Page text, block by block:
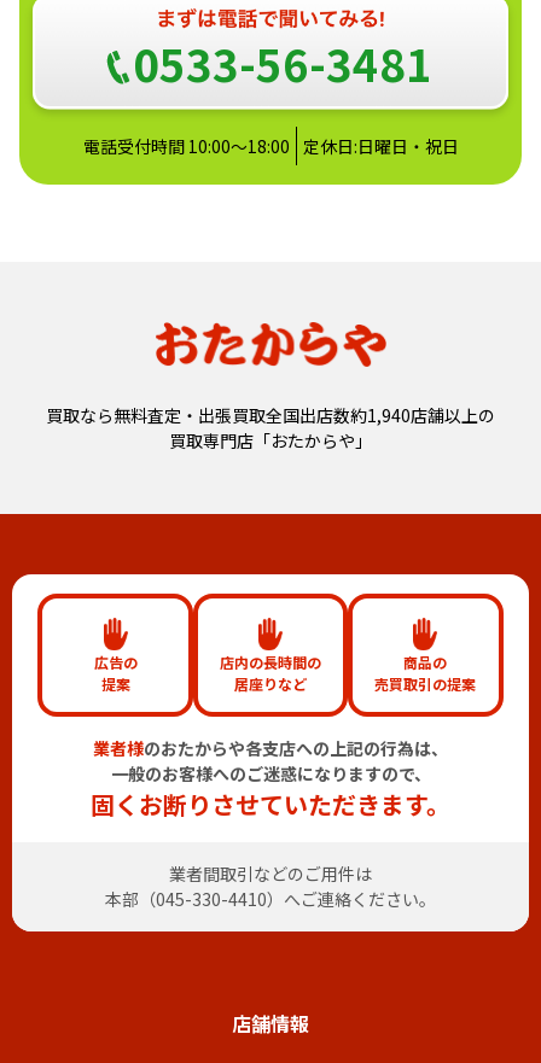
0533-56-3481
電話受付時間 10:00～18:00 定休日:日曜日・祝日
買取なら無料査定・出張買取全国出店数約1,940店舗以上の
買取専門店「おたからや」
広告の
提案
店内の長時間の
居座りなど
商品の
売買取引の提案
業者様のおたからや各支店への上記の行為は、
一般のお客様へのご迷惑になりますので、
固くお断りさせていただきます。
業者間取引などのご用件は
本部（045-330-4410）へご連絡ください。
店舗情報